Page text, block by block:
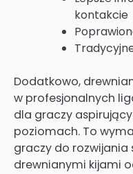
kontakcie
Dodatkowo,
w profesjonalnych
dla graczy
poziomach. To
graczy do rozwijania
drewnianymi kijami